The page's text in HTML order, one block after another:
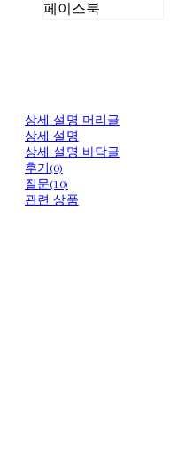
페이스북
상세 설명 머리글
상세 설명
상세 설명 바닥글
후기(0)
질문(10)
관련 상품